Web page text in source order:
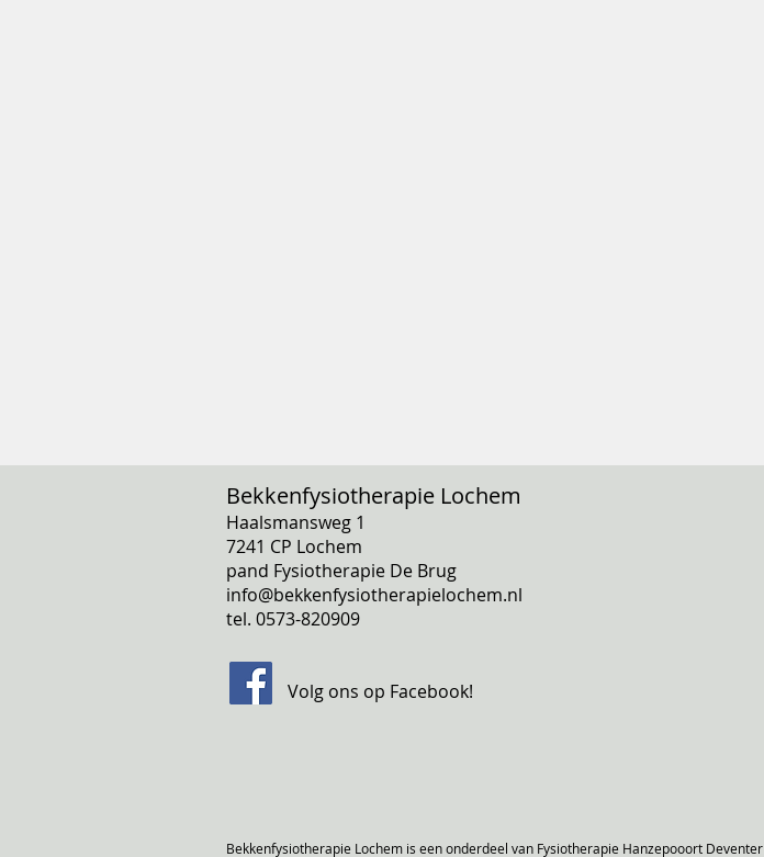
Bekkenfysiotherapie Lochem
Haalsmansweg 1
7241 CP Lochem
pand Fysiotherapie De Brug
info@bekkenfysiotherapielochem.nl
tel. 0573-820909
Volg ons op Facebook!
Bekkenfysiotherapie Lochem is een onderdeel van Fysiotherapie Hanzepooort Deventer